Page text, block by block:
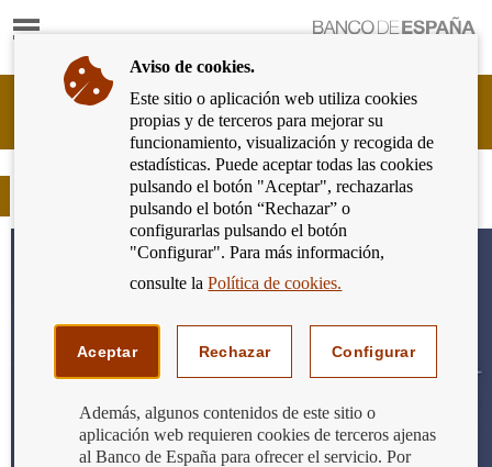
Mostrar
Ir
página
de
inicio
del
Banco
de
España
Cliente
Bancario
Banco
España
Eurosistema,
Aviso de cookies.
Este sitio o aplicación web utiliza cookies
propias y de terceros para mejorar su
funcionamiento, visualización y recogida de
estadísticas. Puede aceptar todas las cookies
pulsando el botón "Aceptar", rechazarlas
pulsando el botón “Rechazar” o
configurarlas pulsando el botón
"Configurar". Para más información,
consulte laPolítica de cookies.
Aceptar Rechazar Configurar
Además, algunos contenidos de este sitio o
aplicación web requieren cookies de terceros ajenas
al Banco de España para ofrecer el servicio. Por